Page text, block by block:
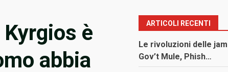
è
abbia
ARTICOLI RECENTI
Le rivoluzioni delle
Gov’t Mule, Phish…